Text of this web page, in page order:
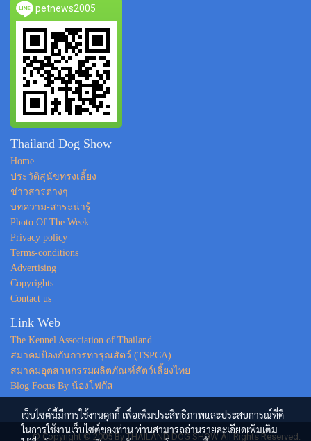
petnews2005
Thailand Dog Show
Home
ประวัติสุนัขทรงเลี้ยง
ข่าวสารต่างๆ
บทความ-สาระน่ารู้
Photo Of The Week
Privacy policy
Terms-conditions
Advertising
Copyrights
Contact us
Link Web
The Kennel Association of Thailand
สมาคมป้องกันการทารุณสัตว์ (TSPCA)
สมาคมอุตสาหกรรมผลิตภัณฑ์สัตว์เลี้ยงไทย
Blog Focus By น้องโฟกัส
© Copyright © 2005 By THAILAND DOG SHOW All Rights Reserved.
เว็บไซต์นี้มีการใช้งานคุกกี้ เพื่อเพิ่มประสิทธิภาพและประสบการณ์ที่ดี
ในการใช้งานเว็บไซต์ของท่าน ท่านสามารถอ่านรายละเอียดเพิ่มเติม